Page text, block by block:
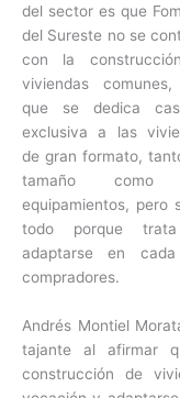
del sector es que
del Sureste no se
con la
viviendas
que se dedica
exclusiva a las
de gran formato,
tamaño como
equipamientos, pero
todo porque
adaptarse en
compradores.
Andrés Montiel
tajante al afirmar
construcción de